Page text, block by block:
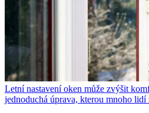
Letní nastavení oken může zvýšit
jednoduchá úprava, kterou mnoho lidí